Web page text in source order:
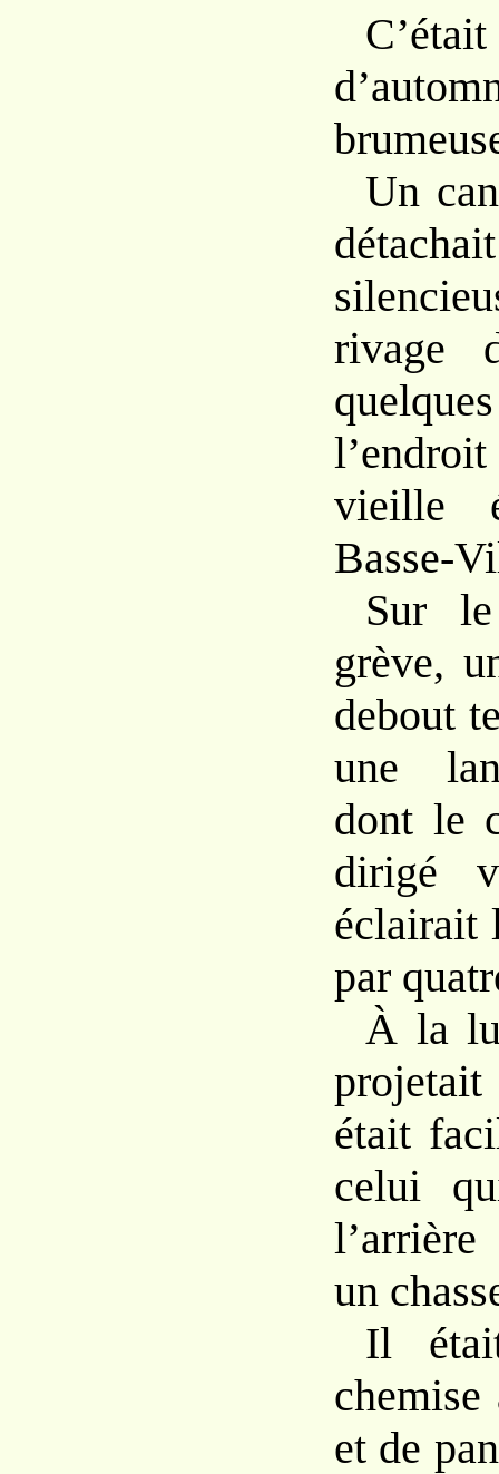
Un
détachait
rivage
vieille
Basse-
Sur
grève,
debout
une
dont le
dirigé
par
À la
était
celui
l’arrière
un
Il
chemise
et de